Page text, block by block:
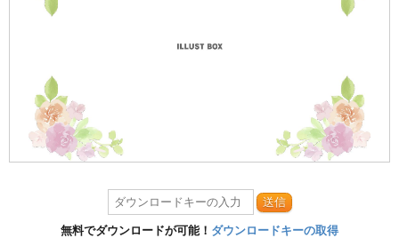
送信
無料でダウンロードが可能！ ダウンロードキーの取得